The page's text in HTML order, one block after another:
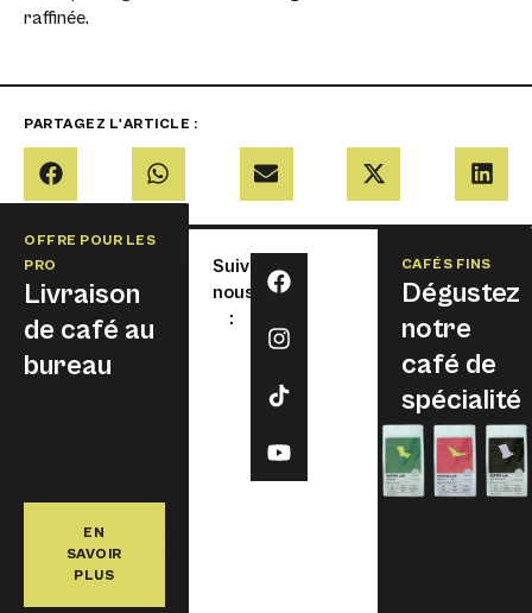
raffinée.
PARTAGEZ L'ARTICLE :
OFFRE POUR LES
PRO
Livraison
de café au
bureau
EN
SAVOIR
PLUS
Suivez-
nous
:
CAFÉS FINS
Dégustez
notre
café de
spécialité